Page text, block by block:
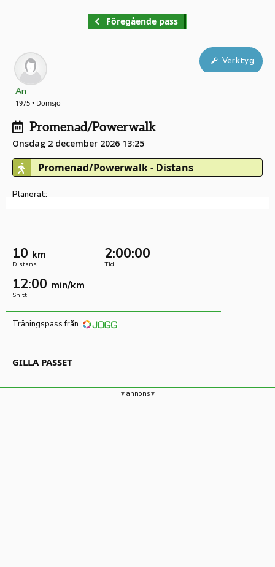
Föregående pass
An
1975 • Domsjö
Promenad/Powerwalk
Onsdag 2 december 2026 13:25
Promenad/Powerwalk - Distans
Planerat:
Verktyg
10 km
Distans
2:00:00
Tid
12:00 min/km
Snitt
Träningspass från
GILLA PASSET
annons